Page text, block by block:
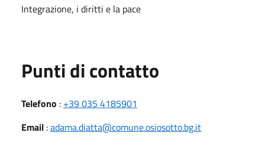
Integrazione, i diritti e la pace
Punti di contatto
Telefono : +39 035 4185901
Email :adama.diatta@comune.osiosotto.bg.it